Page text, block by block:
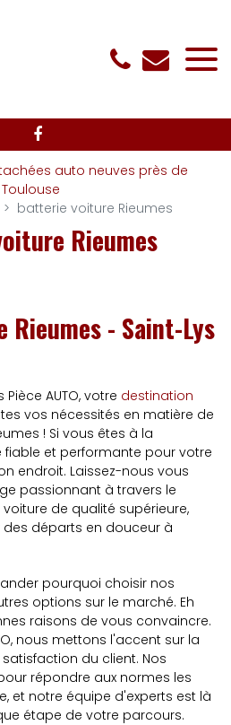
auto neuves près de
Toulouse
batterie voiture Rieumes
Rieumes
- Saint-Lys
AUTO, votre destination
vos nécessités en matière de
! Si vous êtes à la
et performante pour votre
endroit. Laissez-nous vous
passionnant à travers le
de qualité supérieure,
départs en douceur à
pourquoi choisir nos
options sur le marché. Eh
raisons de vous convaincre.
nous mettons l'accent sur la
du client. Nos
répondre aux normes les
et notre équipe d'experts est là
étape de votre parcours.